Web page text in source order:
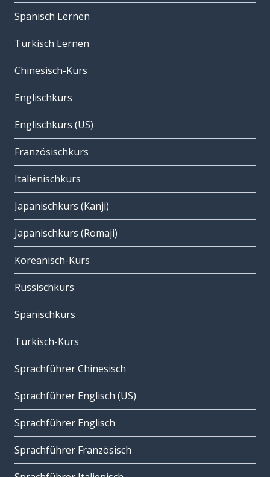
Spanisch Lernen
Türkisch Lernen
Chinesisch-Kurs
Englischkurs
Englischkurs (US)
Französischkurs
Italienischkurs
Japanischkurs (Kanji)
Japanischkurs (Romaji)
Koreanisch-Kurs
Russischkurs
Spanischkurs
Türkisch-Kurs
Sprachführer Chinesisch
Sprachführer Englisch (US)
Sprachführer Englisch
Sprachführer Französisch